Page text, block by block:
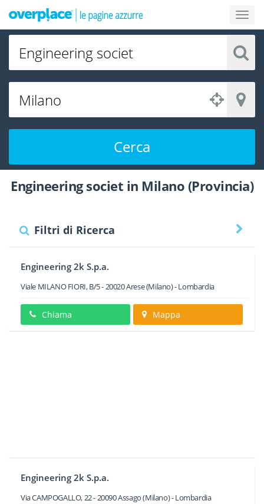
Cerca
Engineering societ in Milano (Provincia)
Filtri di Ricerca
Engineering 2k S.p.a.
Viale MILANO FIORI, B/5-20020Arese(Milano) -Lombardia
Chiama Mappa
Engineering 2k S.p.a.
Via CAMPOGALLO, 22-20090Assago(Milano) -Lombardia